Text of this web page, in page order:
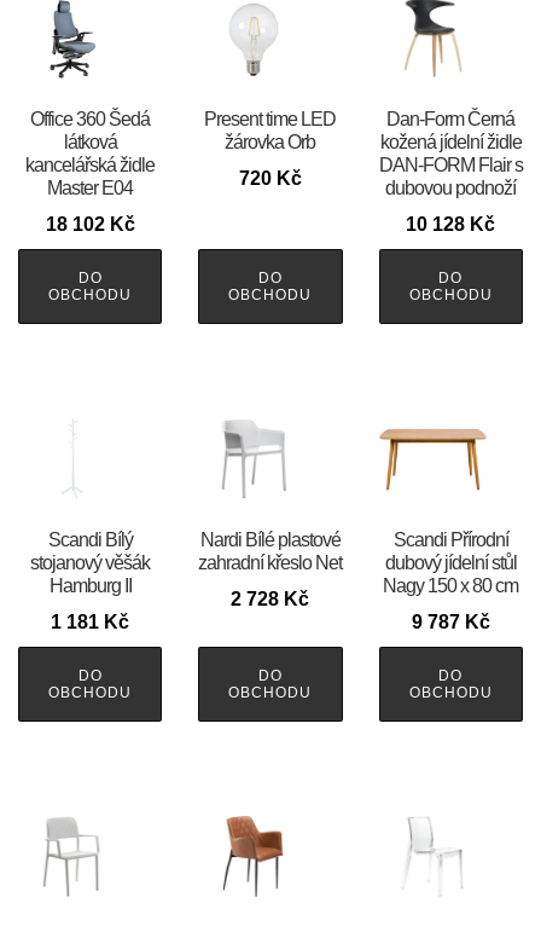
Office 360 Šedá
látková
kancelářská židle
Master E04
18 102 Kč
DO
OBCHODU
Present time LED
žárovka Orb
720 Kč
DO
OBCHODU
​​​​​Dan-Form Černá
kožená jídelní židle
DAN-FORM Flair s
dubovou podnoží
10 128 Kč
DO
OBCHODU
Scandi Bílý
stojanový věšák
Hamburg II
1 181 Kč
DO
OBCHODU
Nardi Bílé plastové
zahradní křeslo Net
2 728 Kč
DO
OBCHODU
Scandi Přírodní
dubový jídelní stůl
Nagy 150 x 80 cm
9 787 Kč
DO
OBCHODU